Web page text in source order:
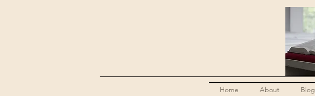
Home About Blog